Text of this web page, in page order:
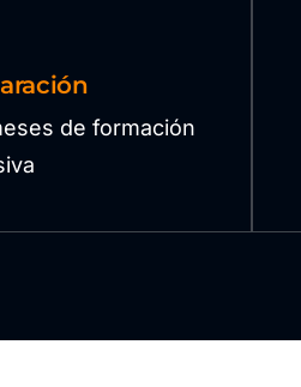
de formación